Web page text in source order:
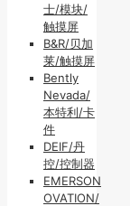
士/模块/
触摸屏
B&R/贝加
莱/触摸屏
Bently
Nevada/
本特利/卡
件
DEIF/丹
控/控制器
EMERSON
OVATION/